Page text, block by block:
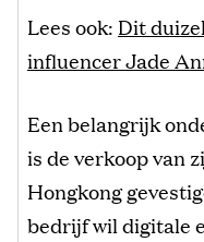
Lees ook: Dit
influencer Jade
Een belangrijk
is de verkoop van
Hongkong
bedrijf wil digitale